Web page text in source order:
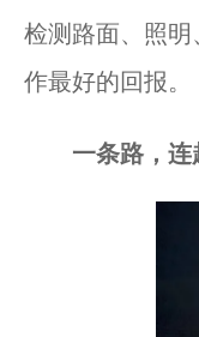
检测路面、照明
作最好的回报。
一条路，连